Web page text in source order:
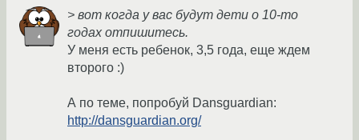
> вот когда у вас будут дети о 10-то
годах отпишитесь.
У меня есть ребенок, 3,5 года, еще ждем
второго :)
А по теме, попробуй Dansguardian:
http://dansguardian.org/